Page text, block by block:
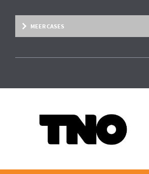
Overige marktsegmenten
MEER CASES